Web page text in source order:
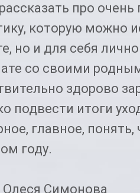
про
которую можно
но и для себя
со своими
здорово
подвести итоги
главное,
году.
Симонова